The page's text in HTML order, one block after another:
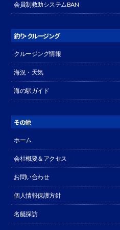
会員制救助システムBAN
釣り・クルージング
クルージング情報
海況・天気
海の駅ガイド
その他
ホーム
会社概要＆アクセス
お問い合わせ
個人情報保護方針
名艇探訪